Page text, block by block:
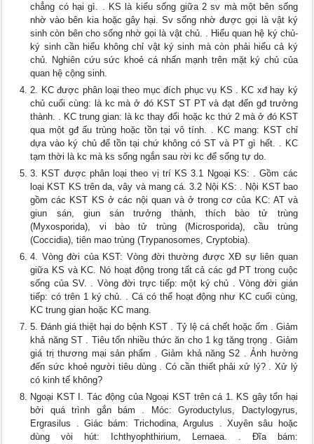
chẳng có hại gì. . KS là kiểu sống giữa 2 sv mà một bên sống
nhờ vào bên kia hoặc gây hại. Sv sống nhờ được gọi là vật ký
sinh còn bên cho sống nhờ gọi là vật chủ. . Hiểu quan hệ ký chủ-
ký sinh cần hiểu không chỉ vật ký sinh mà còn phải hiểu cả ký
chủ. Nghiên cứu sức khoẻ cá nhấn mạnh trên mặt ký chủ của
quan hệ cộng sinh.
2. KC được phân loại theo mục đích phục vụ KS . KC xđ hay ký
chủ cuối cùng: là kc mà ở đó KST ST PT và đạt đến gđ trưởng
thành. . KC trung gian: là kc thay đổi hoặc kc thứ 2 mà ở đó KST
qua một gđ ấu trùng hoặc tồn tại vô tính. . KC mang: KST chỉ
dựa vào ký chủ để tồn tại chứ không có ST và PT gì hết. . KC
tạm thời là kc mà ks sống ngắn sau rời kc để sống tự do.
3. KST được phân loại theo vị trí KS 3.1 Ngoại KS: . Gồm các
loại KST KS trên da, vây và mang cá. 3.2 Nội KS: . Nội KST bao
gồm các KST KS ở các nội quan và ở trong cơ của KC: AT và
giun sán, giun sán trưởng thành, thích bào tử trùng
(Myxosporida), vi bào tử trùng (Microsporida), cầu trùng
(Coccidia), tiên mao trùng (Trypanosomes, Cryptobia).
4. Vòng đời của KST: Vòng đời thường được XĐ sự liên quan
giữa KS và KC. Nó hoạt động trong tất cả các gđ PT trong cuộc
sống của SV. . Vòng đời trực tiếp: một ký chủ . Vòng đời gián
tiếp: có trên 1 ký chủ. . Cá có thể hoạt động như KC cuối cùng,
KC trung gian hoặc KC mang.
5. Đánh giá thiệt hại do bệnh KST . Tỷ lệ cá chết hoặc ốm . Giảm
khả năng ST . Tiêu tốn nhiều thức ăn cho 1 kg tăng trọng . Giảm
giá trị thương mại sản phẩm . Giảm khả năng S2 . Ảnh hưởng
đến sức khoẻ người tiêu dùng . Có cần thiết phải xử lý? . Xử lý
có kinh tế không?
Ngoại KST I. Tác động của Ngoại KST trên cá 1. KS gây tổn hại
bởi quá trình gắn bám . Móc: Gyroductylus, Dactylogyrus,
Ergrasilus . Giác bám: Trichodina, Argulus . Xuyên sâu hoặc
dùng vòi hút: Ichthyophthirium, Lernaea. . Đĩa bám: